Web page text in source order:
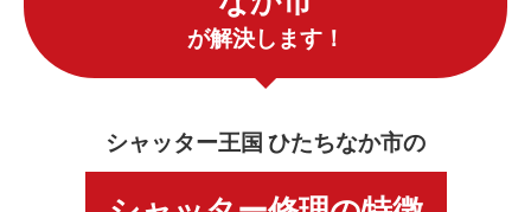
が解決します！
シャッター王国 ひたちなか市の